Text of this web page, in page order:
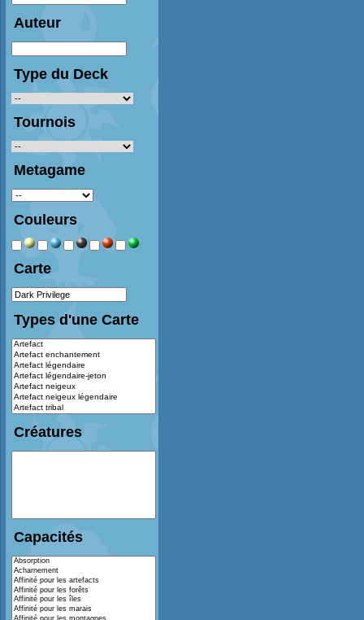
Auteur
Type du Deck
Tournois
Metagame
Couleurs
Carte
Types d'une Carte
Créatures
Capacités